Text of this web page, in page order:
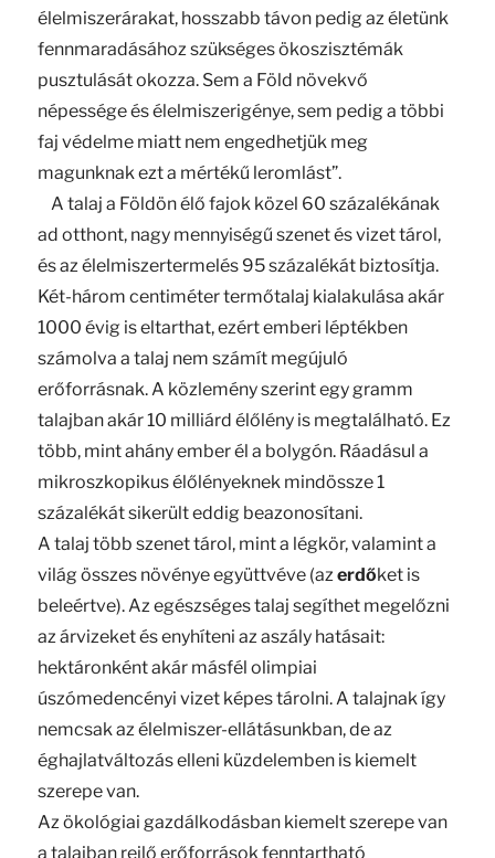
élelmiszerárakat, hosszabb távon pedig az életünk
fennmaradásához szükséges ökoszisztémák
pusztulását okozza. Sem a Föld növekvő
népessége és élelmiszerigénye, sem pedig a többi
faj védelme miatt nem engedhetjük meg
magunknak ezt a mértékű leromlást”.
A talaj a Földön élő fajok közel 60 százalékának
ad otthont, nagy mennyiségű szenet és vizet tárol,
és az élelmiszertermelés 95 százalékát biztosítja.
Két-három centiméter termőtalaj kialakulása akár
1000 évig is eltarthat, ezért emberi léptékben
számolva a talaj nem számít megújuló
erőforrásnak. A közlemény szerint egy gramm
talajban akár 10 milliárd élőlény is megtalálható. Ez
több, mint ahány ember él a bolygón. Ráadásul a
mikroszkopikus élőlényeknek mindössze 1
százalékát sikerült eddig beazonosítani.
A talaj több szenet tárol, mint a légkör, valamint a
világ összes növénye együttvéve (azerdőket is
beleértve). Az egészséges talaj segíthet megelőzni
az árvizeket és enyhíteni az aszály hatásait:
hektáronként akár másfél olimpiai
úszómedencényi vizet képes tárolni. A talajnak így
nemcsak az élelmiszer-ellátásunkban, de az
éghajlatváltozás elleni küzdelemben is kiemelt
szerepe van.
Az ökológiai gazdálkodásban kiemelt szerepe van
a talajban rejlő erőforrások fenntartható